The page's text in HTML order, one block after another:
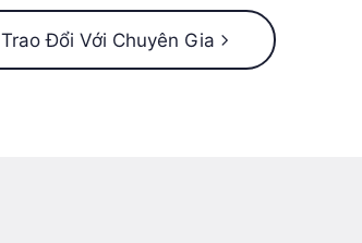
Trao Đổi Với Chuyên Gia